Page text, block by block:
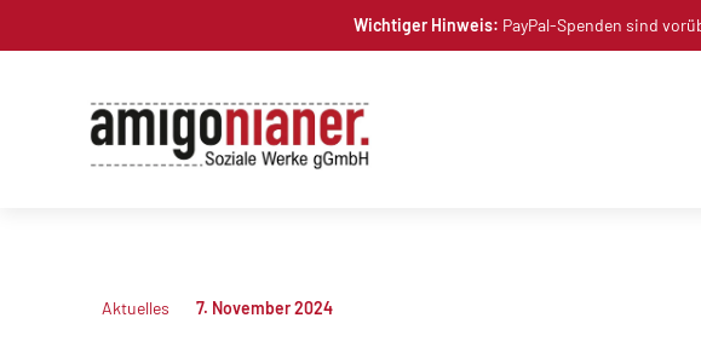
Wichtiger Hinweis: PayPal-Spenden sind
Aktuelles 7. November 2024